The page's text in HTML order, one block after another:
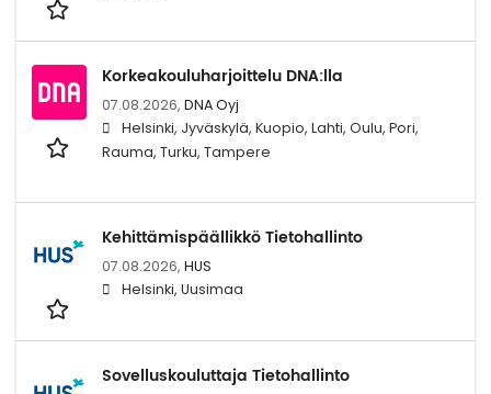
Korkeakouluharjoittelu DNA:lla
07.08.2026, DNA Oyj
Helsinki, Jyväskylä, Kuopio, Lahti, Oulu, Pori,
Rauma, Turku, Tampere
Kehittämispäällikkö Tietohallinto
07.08.2026, HUS
Helsinki, Uusimaa
Sovelluskouluttaja Tietohallinto